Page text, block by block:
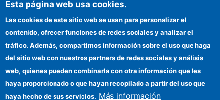
Instituto de Políticas y Bienes Públicos
IH
Sede electrónica CSIC
Información para proveedores
Esta página web usa cookies.
Las cookies de este sitio web se usan para personalizar el
contenido, ofrecer funciones de redes sociales y analizar el
tráfico. Además, compartimos información sobre el uso que haga
del sitio web con nuestros partners de redes sociales y análisis
web, quienes pueden combinarla con otra información que les
haya proporcionado o que hayan recopilado a partir del uso que
haya hecho de sus servicios. Más información